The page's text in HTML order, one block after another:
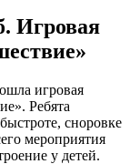
Игровая
игровая
Ребята
сноровке
мероприятия
у детей.